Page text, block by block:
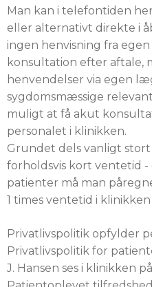
Man kan i telefontiden
eller alternativt direkte i
ingen henvisning fra
konsultation efter aftale,
henvendelser via egen
sygdomsmæssige
muligt at få akut
personalet i klinikken.
Grundet dels vanligt
forholdsvis kort ventetid -
patienter må man
1 times ventetid i klinikken
Privatlivspolitik opfylder
Privatlivspolitik for
J. Hansen ses i klinikken